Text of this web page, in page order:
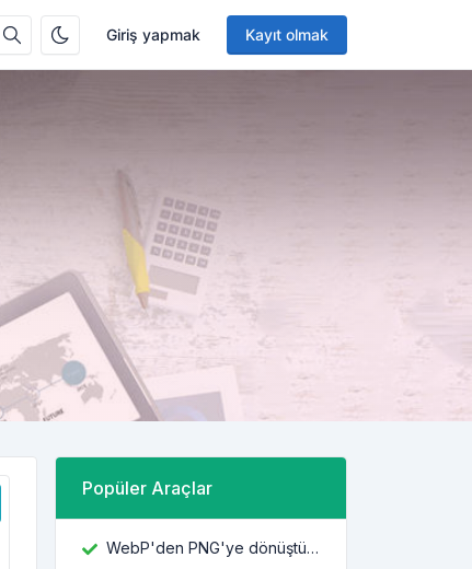
Giriş yapmak Kayıt olmak
Popüler Araçlar
WebP'den PNG'ye dönüştürücü